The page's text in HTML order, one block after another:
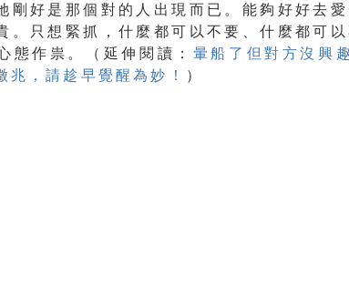
剛好是那個對的人出現而已。能夠好好去
。只想緊抓，什麼都可以不要、什麼都可
態作祟。（ 延伸閱讀： 暈船了但對方沒興
兆，請趁早覺醒為妙！
）